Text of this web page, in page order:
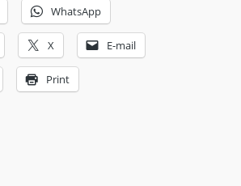
WhatsApp
X E-mail
Print